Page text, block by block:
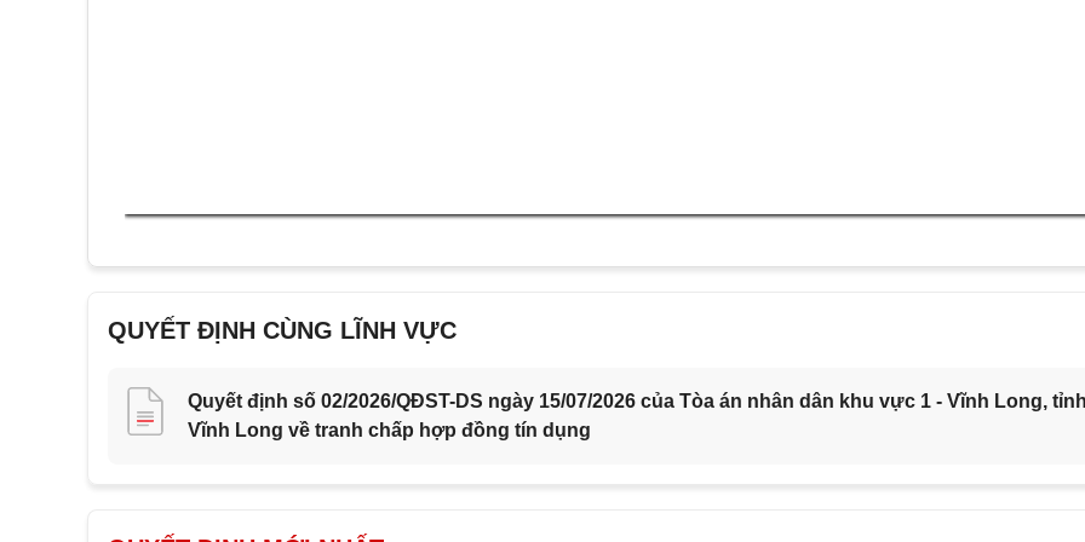
QUYẾT ĐỊNH CÙNG LĨNH VỰC
Quyết định số 02/2026/QĐST-DS ngày 15/07/2026 của Tòa án nhân dân khu vực 1 - Vĩnh Long,
Vĩnh Long về tranh chấp hợp đồng tín dụng